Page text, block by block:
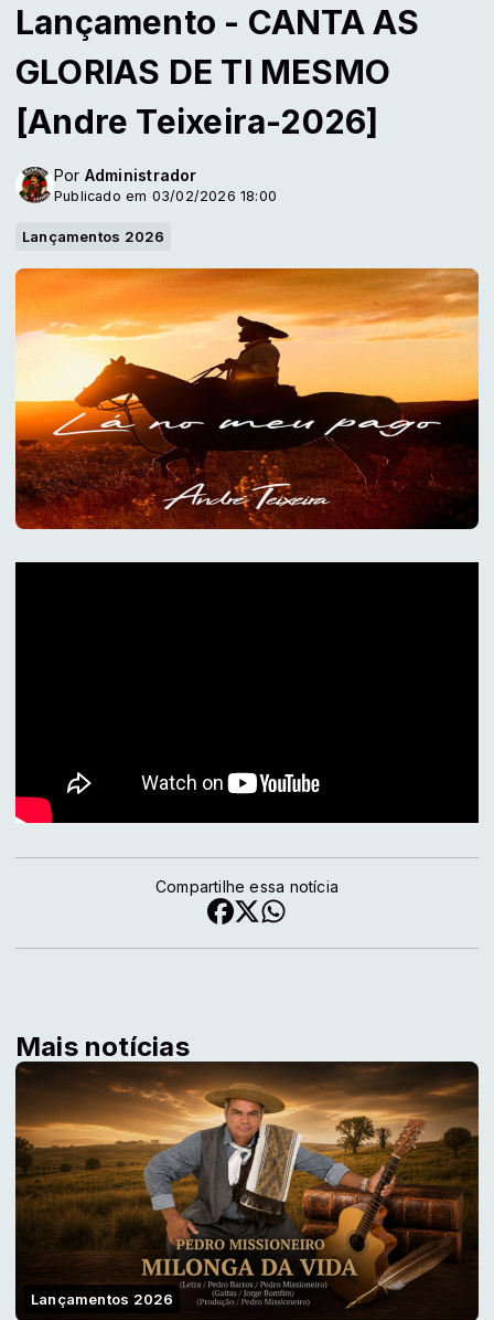
Lançamento - CANTA AS
GLORIAS DE TI MESMO
[Andre Teixeira-2026]
Por Administrador
Publicado em 03/02/2026 18:00
Lançamentos 2026
Compartilhe essa notícia
Mais notícias
Lançamentos 2026